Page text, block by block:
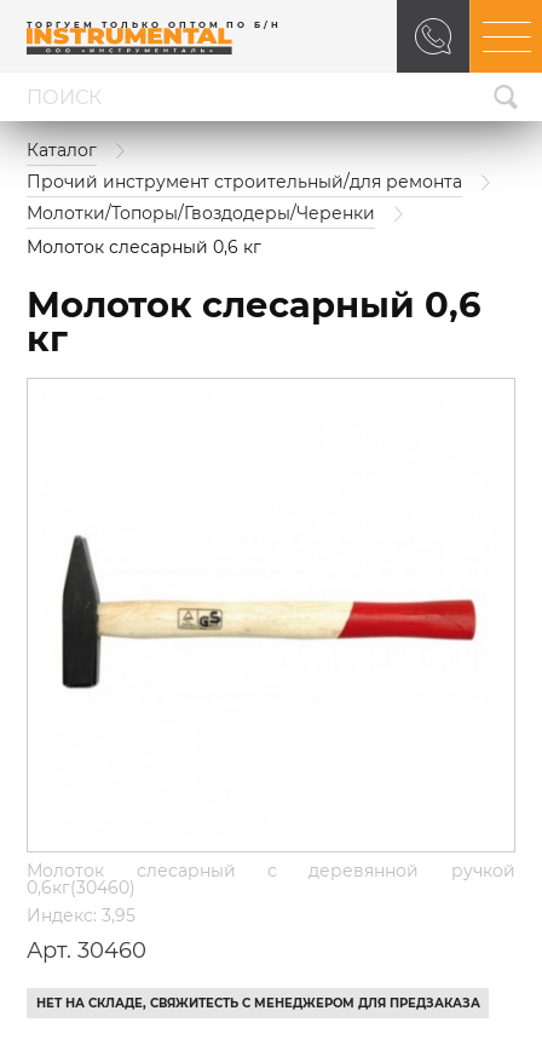
ТОРГУЕМ ТОЛЬКО ОПТОМ ПО Б/Н
Каталог
Прочий инструмент строительный/для ремонта
Молотки/Топоры/Гвоздодеры/Черенки
Молоток слесарный 0,6 кг
Молоток слесарный 0,6
кг
Молоток слесарный с деревянной ручкой
0,6кг(30460)
Индекс: 3,95
Арт. 30460
НЕТ НА СКЛАДЕ, СВЯЖИТЕСТЬ С МЕНЕДЖЕРОМ ДЛЯ ПРЕДЗАКАЗА